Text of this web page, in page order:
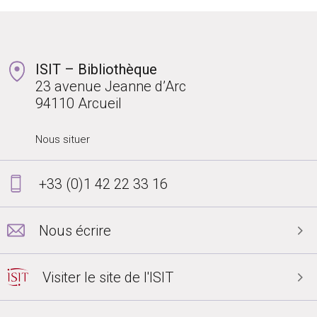
ISIT – Bibliothèque
23 avenue Jeanne d’Arc
94110 Arcueil
Nous situer
+33 (0)1 42 22 33 16
Nous écrire
Visiter le site de l'ISIT